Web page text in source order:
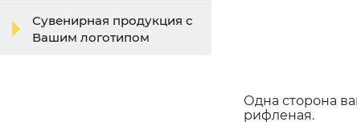
Сувенирная продукция с
Вашим логотипом
Одна сторона
рифленая.